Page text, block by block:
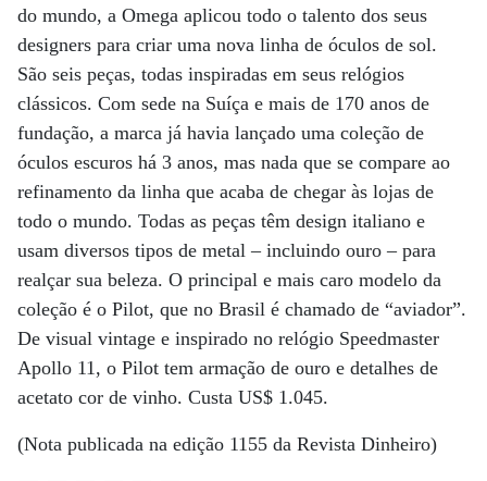
do mundo, a Omega aplicou todo o talento dos seus
designers para criar uma nova linha de óculos de sol.
São seis peças, todas inspiradas em seus relógios
clássicos. Com sede na Suíça e mais de 170 anos de
fundação, a marca já havia lançado uma coleção de
óculos escuros há 3 anos, mas nada que se compare ao
refinamento da linha que acaba de chegar às lojas de
todo o mundo. Todas as peças têm design italiano e
usam diversos tipos de metal – incluindo ouro – para
realçar sua beleza. O principal e mais caro modelo da
coleção é o Pilot, que no Brasil é chamado de “aviador”.
De visual vintage e inspirado no relógio Speedmaster
Apollo 11, o Pilot tem armação de ouro e detalhes de
acetato cor de vinho. Custa US$ 1.045.
(Nota publicada na edição 1155 da Revista Dinheiro)